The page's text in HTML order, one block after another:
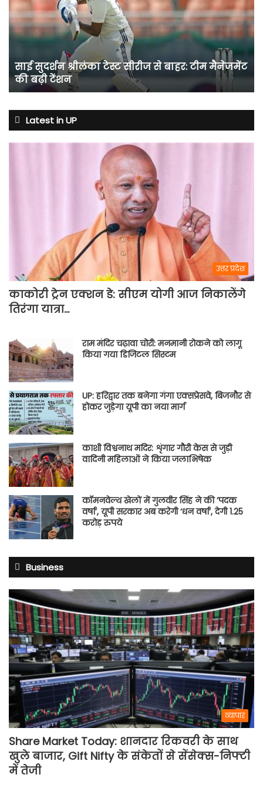
टेस्ट
सीरीज
से
मैनेजमेंट
की
बढ़ी
साई सुदर्शन श्रीलंका टेस्ट सीरीज से बाहर: टीम मैनेजमेंट
की बढ़ी टेंशन
Latest in UP
उत्तर प्रदेश
काकोरी ट्रेन एक्शन डे: सीएम योगी आज निकालेंगे
तिरंगा यात्रा…
राम मंदिर चढ़ावा चोरी: मनमानी रोकने को लागू
किया गया डिजिटल सिस्टम
UP: हरिद्वार तक बनेगा गंगा एक्सप्रेसवे, बिजनौर से
होकर जुड़ेगा यूपी का नया मार्ग
काशी विश्वनाथ मदिर: शृंगार गौरी केस से जुड़ी
वादिनी महिलाओं ने किया जलाभिषेक
कॉमनवेल्थ खेलों में गुलवीर सिंह ने की ‘पदक
वर्षा’, यूपी सरकार अब करेगी ‘धन वर्षा’, देगी 1.25
करोड़ रुपये
Business
व्यापार
Share Market Today: शानदार रिकवरी के साथ
खुले बाजार, Gift Nifty के संकेतों से सेंसेक्स-निफ्टी
में तेजी